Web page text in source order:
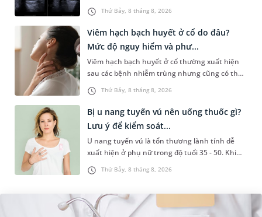
Thứ Bảy, 8 tháng 8, 2026
sức khỏe tiền hôn nhân. Qua thăm khám và
làm các xét nghiệm chuyên sâu,...
Thứ Bảy, 8 tháng 8, 2026
Viêm hạch bạch huyết ở cổ do đâu?
Mức độ nguy hiểm và phư...
Viêm hạch bạch huyết ở cổ thường xuất hiện
sau các bệnh nhiễm trùng nhưng cũng có thể
liên quan đến lao hạch hoặc ung thư. Để tìm
hiểu nguyên nhân gây viêm,...
Thứ Bảy, 8 tháng 8, 2026
Bị u nang tuyến vú nên uống thuốc gì?
Lưu ý để kiểm soát...
U nang tuyến vú là tổn thương lành tính dễ
xuất hiện ở phụ nữ trong độ tuổi 35 - 50. Khi
được chẩn đoán mắc bệnh, nhiều người
thường băn khoăn u nang tuyến v...